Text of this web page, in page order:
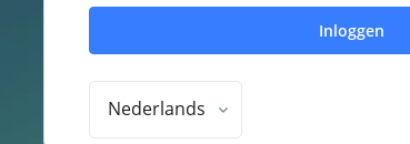
Inloggen
Nederlands